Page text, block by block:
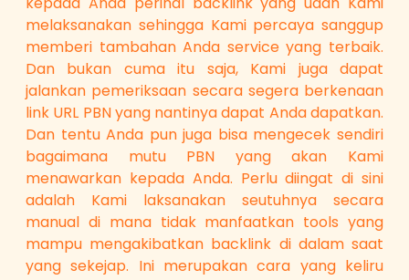
melaksanakan sehingga Kami percaya sanggup
memberi tambahan Anda service yang terbaik.
Dan bukan cuma itu saja, Kami juga dapat
jalankan pemeriksaan secara segera berkenaan
link URL PBN yang nantinya dapat Anda dapatkan.
Dan tentu Anda pun juga bisa mengecek sendiri
bagaimana mutu PBN yang akan Kami
menawarkan kepada Anda. Perlu diingat di sini
adalah Kami laksanakan seutuhnya secara
manual di mana tidak manfaatkan tools yang
mampu mengakibatkan backlink di dalam saat
yang sekejap. Ini merupakan cara yang keliru